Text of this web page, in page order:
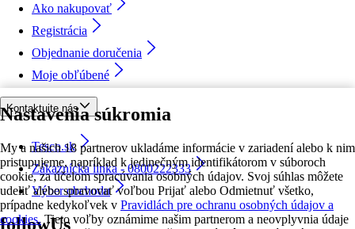
Nastavenia súkromia
My a našich 18 partnerov ukladáme informácie v zariadení alebo k nim
pristupujeme, napríklad k jedinečným identifikátorom v súboroch
cookie, za účelom spracúvania osobných údajov. Svoj súhlas môžete
udeliť alebo spravovať voľbou Prijať alebo Odmietnuť všetko,
prípadne kedykoľvek v Pravidlách pre ochranu osobných údajov a
cookies. Tieto voľby oznámime našim partnerom a neovplyvnia údaje
Ako nakupovať
Registrácia
Objednanie doručenia
Moje obľúbené
Kontaktujte nás
Tesco.sk
Zákaznícka linka - 0800222333
Výber obchodu
followUs